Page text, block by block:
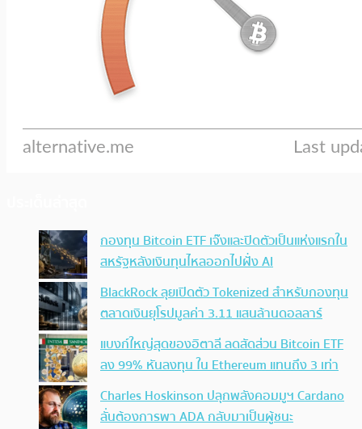
กองทุน Bitcoin ETF เจ๊งและปิดตัวเป็นแห่งแรกใน
สหรัฐหลังเงินทุนไหลออกไปฝั่ง AI
BlackRock ลุยเปิดตัว Tokenized สำหรับกองทุน
ตลาดเงินยุโรปมูลค่า 3.11 แสนล้านดอลลาร์
แบงก์ใหญ่สุดของอิตาลี ลดสัดส่วน Bitcoin ETF
ลง 99% หันลงทุน ใน Ethereum แทนถึง 3 เท่า
Charles Hoskinson ปลุกพลังคอมมูฯ Cardano
ลั่นต้องการพา ADA กลับมาเป็นผู้ชนะ